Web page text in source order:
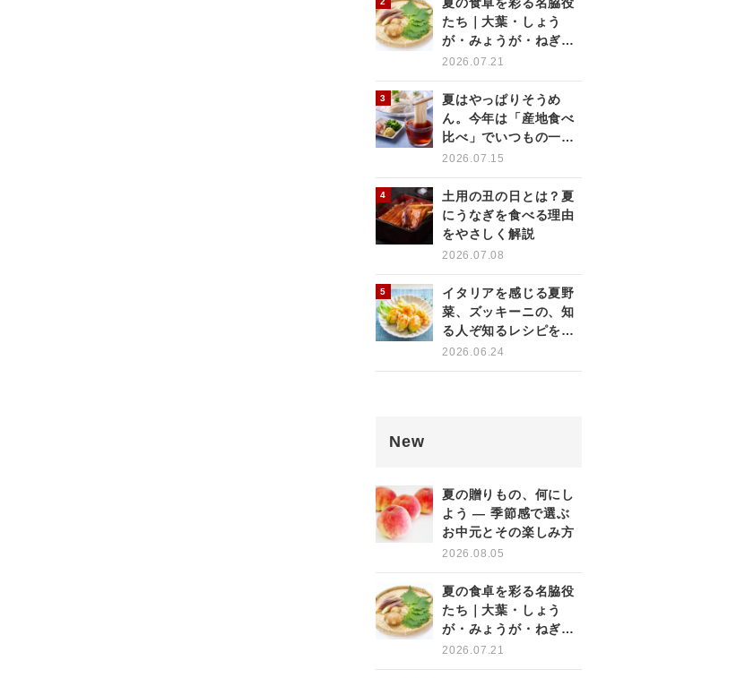
たち｜大葉・しょう
が・みょうが・ねぎの
薬味を使いこなす
2026.07.21
夏はやっぱりそうめ
ん。今年は「産地食べ
比べ」でいつもの一杯
をもっと楽しく
2026.07.15
土用の丑の日とは？夏
にうなぎを食べる理由
をやさしく解説
2026.07.08
イタリアを感じる夏野
菜、ズッキーニの、知
る人ぞ知るレシピをご
紹介！
2026.06.24
New
夏の贈りもの、何にし
よう ― 季節感で選ぶ
お中元とその楽しみ方
2026.08.05
夏の食卓を彩る名脇役
たち｜大葉・しょう
が・みょうが・ねぎの
薬味を使いこなす
2026.07.21